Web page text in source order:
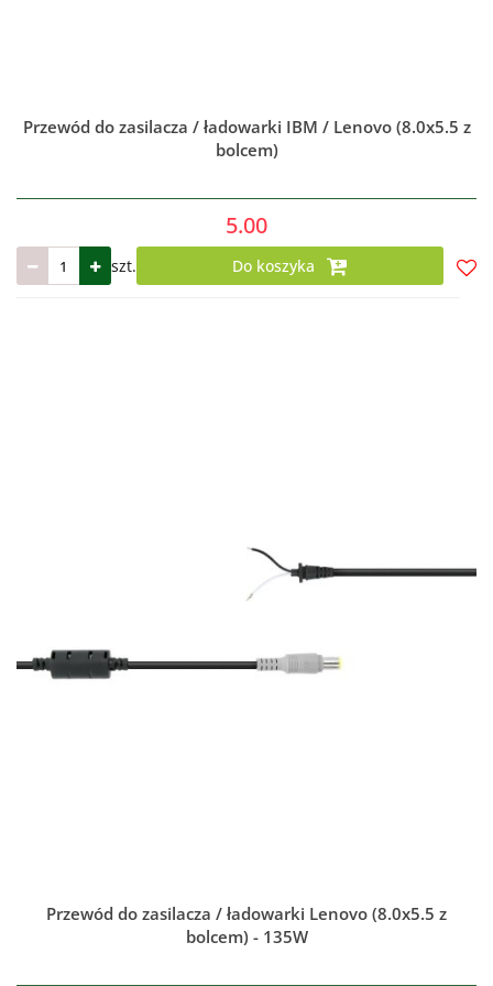
Przewód do zasilacza / ładowarki IBM / Lenovo (8.0x5.5 z
bolcem)
5.00
szt. Do koszyka
Przewód do zasilacza / ładowarki Lenovo (8.0x5.5 z
bolcem) - 135W